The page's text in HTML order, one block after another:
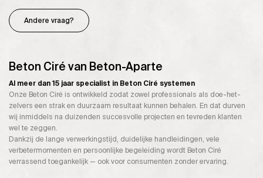
Andere vraag?
Beton Ciré van Beton-Aparte
Al meer dan 15 jaar specialist in Beton Ciré systemen
Onze Beton Ciré is ontwikkeld zodat zowel professionals als doe-het-
zelvers een strak en duurzaam resultaat kunnen behalen. En dat durven
wij inmiddels na duizenden succesvolle projecten en tevreden klanten
wel te zeggen.
Dankzij de lange verwerkingstijd, duidelijke handleidingen, vele
verbetermomenten en persoonlijke begeleiding wordt Beton Ciré
verrassend toegankelijk — ook voor consumenten zonder ervaring.